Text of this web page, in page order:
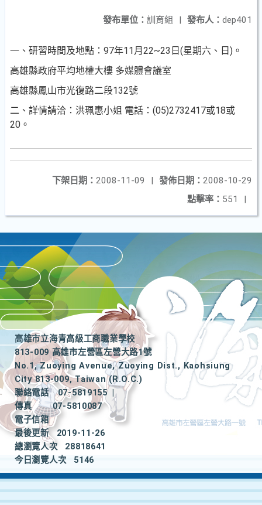
發布人： dep401
發布單位： 訓育組 |
一 、研習時間及地點：97年11月22~23日(星期六 、日 )。
高雄縣政府平均地權大樓 多媒體會議室
高雄縣鳳山市光復路二段132號
二 、詳情請洽：洪珮惠小姐 電話：(05)2732417或18或
20 。
發佈日期： 2008-10-29
下架日期： 2008-11-09
|
點擊率： 551 |
高雄市立海青高級工商職業學校
813-009 高雄市左營區左營大路1號
No.1, Zuoying Avenue, Zuoying Dist., Kaohsiung
City 813-009, Taiwan (R.O.C.)
聯絡電話
07-5819155
|
傳真
07-5810087
電子信箱
最後更新
2019-11-26
總瀏覽人次
28818641
今日瀏覽人次
5146